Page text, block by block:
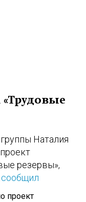
«Трудовые
Наталия
резервы»,
сообщил
проект